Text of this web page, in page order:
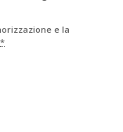
e la
*